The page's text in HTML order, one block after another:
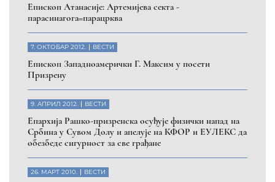
Eпископ Атанасије: Артемијева секта -
парасинагога=парацрква
7. ОКТОБАР 2012. ВЕСТИ
Eпископ Западноамерички Г. Максим у посети
Призрену
9. АПРИЛ 2012. ВЕСТИ
Eпархија Рашко-призренска осуђује физички напад на
Србина у Сувом Долу и апелује на КФОР и ЕУЛЕКС да
обезбеде сигурност за све грађане
26. МАРТ 2010. ВЕСТИ